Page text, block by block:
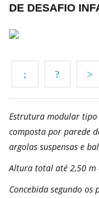
DE DESAFIO
Estrutura modular tipo
composta por parede
argolas suspensas e
Altura total até 2,50 m
Concebida segundo